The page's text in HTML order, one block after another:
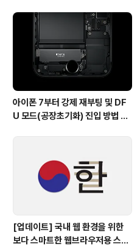
아이폰 7부터 강제 재부팅 및 DF
U 모드(공장초기화) 진입 방법 변
[업데이트] 국내 웹 환경을 위한
보다 스마트한 웹브라우저용 스타